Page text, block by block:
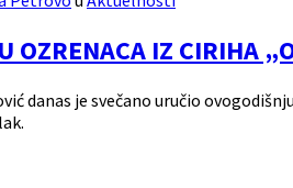
OZRENACA IZ CIRIHA
danas je svečano uručio